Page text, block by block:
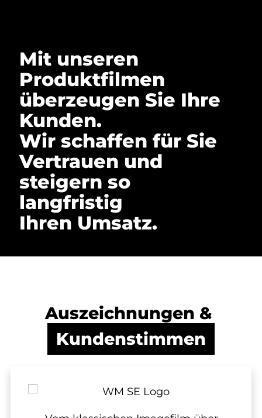
Mit unseren
Produktfilmen
überzeugen Sie Ihre
Kunden.
Wir schaffen für Sie
Vertrauen und
steigern so
langfristig
Ihren Umsatz.
Auszeichnungen &
Kundenstimmen